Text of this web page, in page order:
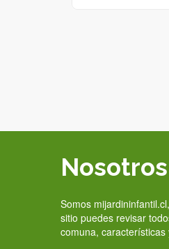
Nosotros
Somos
sitio puedes revisar
comuna,